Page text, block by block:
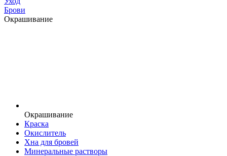
Брови
Окрашивание
Окрашивание
Краска
Окислитель
Хна для бровей
Минеральные растворы